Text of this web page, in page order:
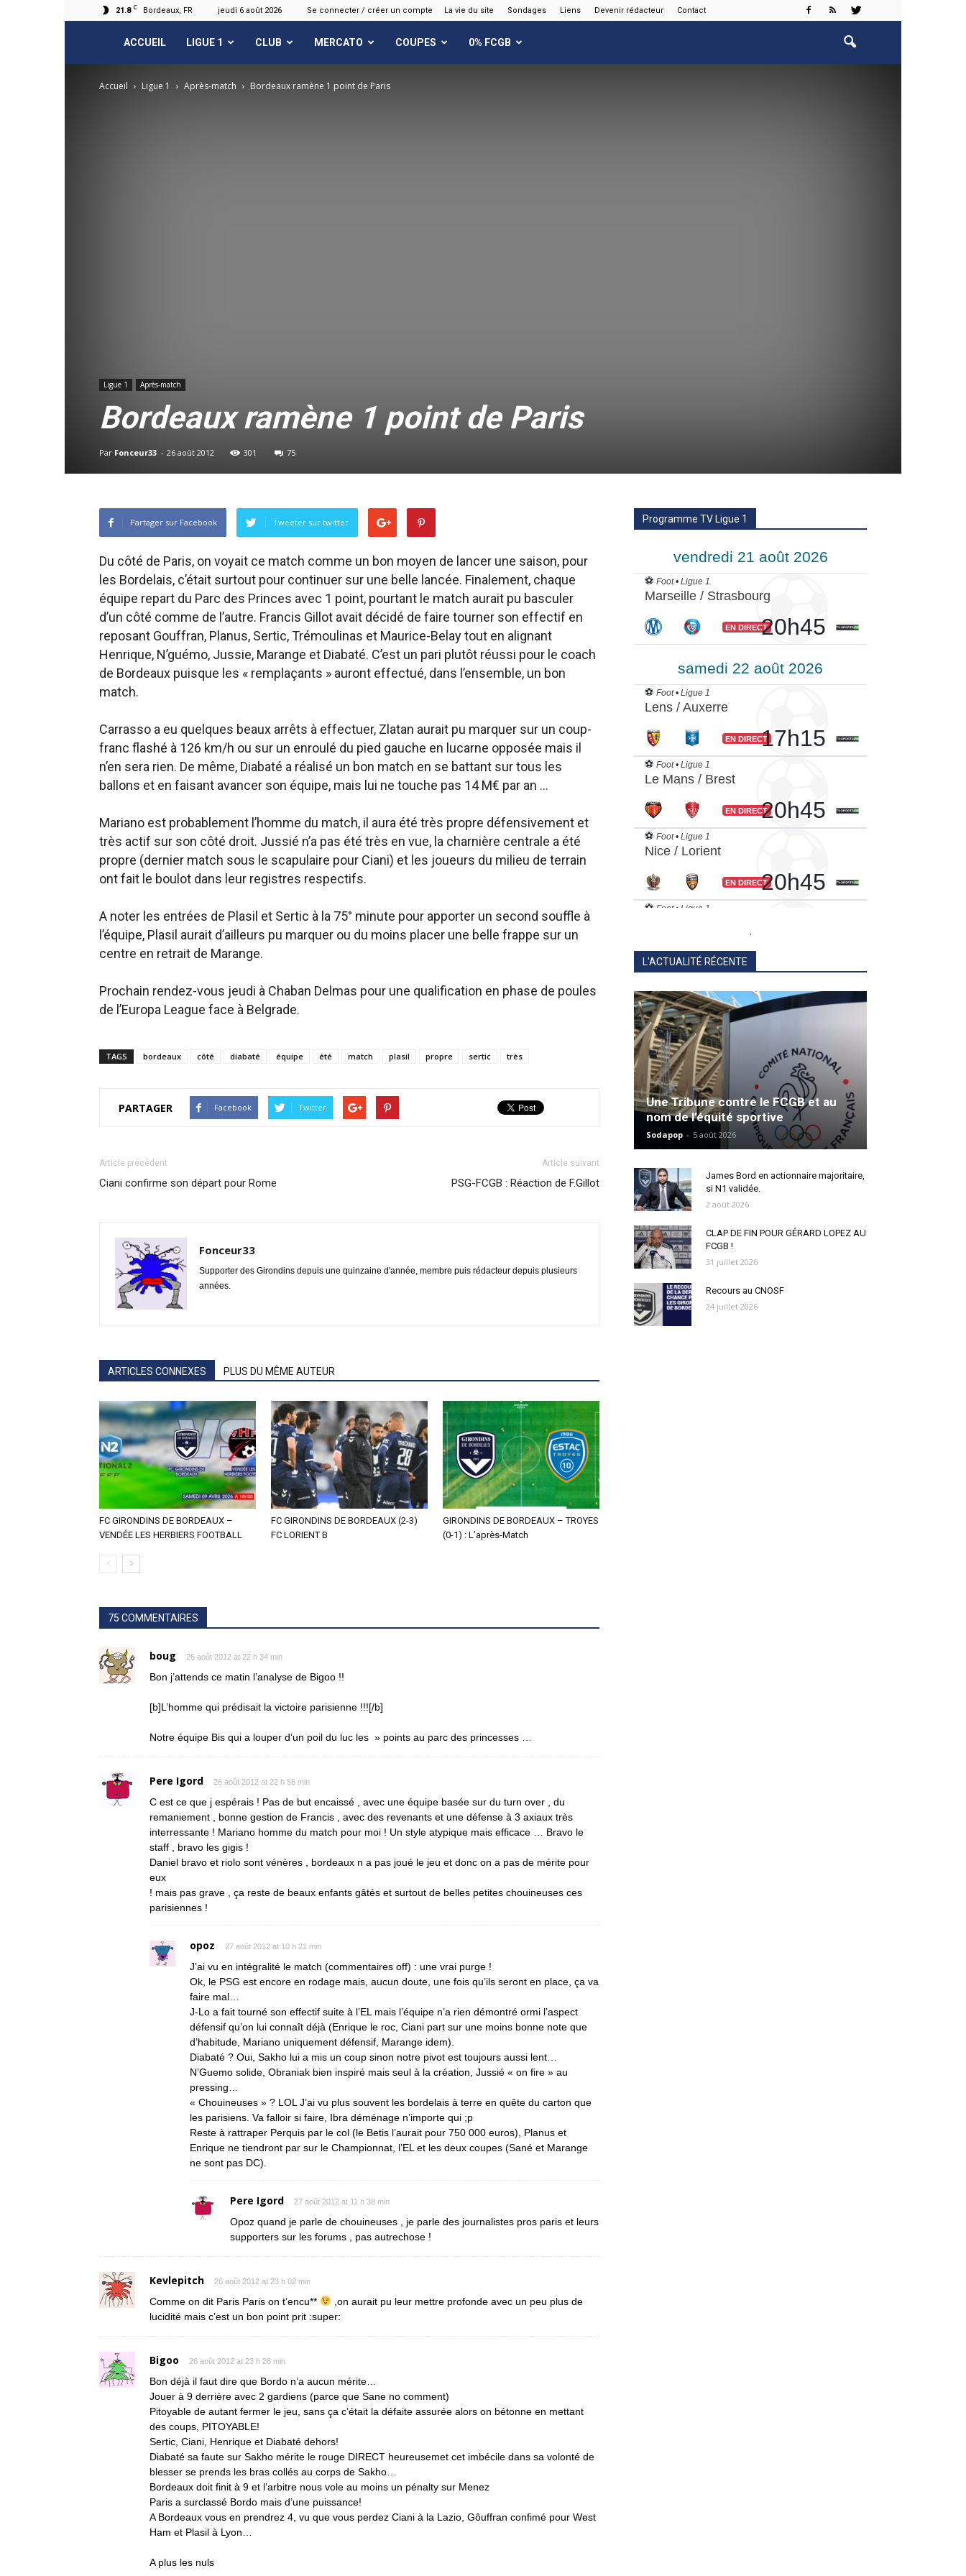
21.8 C Bordeaux, FR jeudi 6 août 2026 Se connecter / créer un compte La vie du site Sondages Liens Devenir rédacteur Contact
FCGB.net
ACCUEIL LIGUE 1 CLUB MERCATO COUPES 0% FCGB
Accueil Ligue 1 Après-match Bordeaux ramène 1 point de Paris
Ligue 1 Après-match
Bordeaux ramène 1 point de Paris
Par Fonceur33 - 26 août 2012 301 75
Partager sur Facebook Tweeter sur twitter
Du côté de Paris, on voyait ce match comme un bon moyen de lancer une saison, pour
les Bordelais, c’était surtout pour continuer sur une belle lancée. Finalement, chaque
équipe repart du Parc des Princes avec 1 point, pourtant le match aurait pu basculer
d’un côté comme de l’autre. Francis Gillot avait décidé de faire tourner son effectif en
reposant Gouffran, Planus, Sertic, Trémoulinas et Maurice-Belay tout en alignant
Henrique, N’guémo, Jussie, Marange et Diabaté. C’est un pari plutôt réussi pour le coach
de Bordeaux puisque les « remplaçants » auront effectué, dans l’ensemble, un bon
match.
Carrasso a eu quelques beaux arrêts à effectuer, Zlatan aurait pu marquer sur un coup-
franc flashé à 126 km/h ou sur un enroulé du pied gauche en lucarne opposée mais il
n’en sera rien. De même, Diabaté a réalisé un bon match en se battant sur tous les
ballons et en faisant avancer son équipe, mais lui ne touche pas 14 M€ par an …
Mariano est probablement l’homme du match, il aura été très propre défensivement et
très actif sur son côté droit. Jussié n’a pas été très en vue, la charnière centrale a été
propre (dernier match sous le scapulaire pour Ciani) et les joueurs du milieu de terrain
ont fait le boulot dans leur registres respectifs.
A noter les entrées de Plasil et Sertic à la 75° minute pour apporter un second souffle à
l’équipe, Plasil aurait d’ailleurs pu marquer ou du moins placer une belle frappe sur un
centre en retrait de Marange.
Prochain rendez-vous jeudi à Chaban Delmas pour une qualification en phase de poules
de l’Europa League face à Belgrade.
TAGS bordeaux côté diabaté équipe été match plasil propre sertic très
PARTAGER Facebook Twitter
Article précédent
Ciani confirme son départ pour Rome
Article suivant
PSG-FCGB : Réaction de F.Gillot
Fonceur33
Supporter des Girondins depuis une quinzaine d'année, membre puis rédacteur depuis plusieurs
années.
ARTICLES CONNEXES PLUS DU MÊME AUTEUR
FC GIRONDINS DE BORDEAUX –
VENDÉE LES HERBIERS FOOTBALL
FC GIRONDINS DE BORDEAUX (2-3)
FC LORIENT B
GIRONDINS DE BORDEAUX – TROYES
(0-1) : L’après-Match
75 COMMENTAIRES
boug 26 août 2012 at 22 h 34 min
Bon j’attends ce matin l’analyse de Bigoo !!
[b]L’homme qui prédisait la victoire parisienne !!![/b]
Notre équipe Bis qui a louper d’un poil du luc les » points au parc des princesses …
Pere Igord 26 août 2012 at 22 h 56 min
C est ce que j espérais ! Pas de but encaissé , avec une équipe basée sur du turn over , du
remaniement , bonne gestion de Francis , avec des revenants et une défense à 3 axiaux très
interressante ! Mariano homme du match pour moi ! Un style atypique mais efficace … Bravo le
staff , bravo les gigis !
Daniel bravo et riolo sont vénères , bordeaux n a pas joué le jeu et donc on a pas de mérite pour
eux
! mais pas grave , ça reste de beaux enfants gâtés et surtout de belles petites chouineuses ces
parisiennes !
opoz 27 août 2012 at 10 h 21 min
J’ai vu en intégralité le match (commentaires off) : une vrai purge !
Ok, le PSG est encore en rodage mais, aucun doute, une fois qu’ils seront en place, ça va
faire mal…
J-Lo a fait tourné son effectif suite à l’EL mais l’équipe n’a rien démontré ormi l’aspect
défensif qu’on lui connaît déjà (Enrique le roc, Ciani part sur une moins bonne note que
d’habitude, Mariano uniquement défensif, Marange idem).
Diabaté ? Oui, Sakho lui a mis un coup sinon notre pivot est toujours aussi lent…
N’Guemo solide, Obraniak bien inspiré mais seul à la création, Jussié « on fire » au
pressing…
« Chouineuses » ? LOL J’ai vu plus souvent les bordelais à terre en quête du carton que
les parisiens. Va falloir si faire, Ibra déménage n’importe qui ;p
Reste à rattraper Perquis par le col (le Betis l’aurait pour 750 000 euros), Planus et
Enrique ne tiendront par sur le Championnat, l’EL et les deux coupes (Sané et Marange
ne sont pas DC).
Pere Igord 27 août 2012 at 11 h 38 min
Opoz quand je parle de chouineuses , je parle des journalistes pros paris et leurs
supporters sur les forums , pas autrechose !
Kevlepitch 26 août 2012 at 23 h 02 min
Comme on dit Paris Paris on t’encu**
,on aurait pu leur mettre profonde avec un peu plus de
lucidité mais c’est un bon point prit :super:
Bigoo 26 août 2012 at 23 h 28 min
Bon déjà il faut dire que Bordo n’a aucun mérite…
Jouer à 9 derrière avec 2 gardiens (parce que Sane no comment)
Pitoyable de autant fermer le jeu, sans ça c’était la défaite assurée alors on bétonne en mettant
des coups, PITOYABLE!
Sertic, Ciani, Henrique et Diabaté dehors!
Diabaté sa faute sur Sakho mérite le rouge DIRECT heureusemet cet imbécile dans sa volonté de
blesser se prends les bras collés au corps de Sakho…
Bordeaux doit finit à 9 et l’arbitre nous vole au moins un pénalty sur Menez
Paris a surclassé Bordo mais d’une puissance!
A Bordeaux vous en prendrez 4, vu que vous perdez Ciani à la Lazio, Gôuffran confimé pour West
Ham et Plasil à Lyon…
A plus les nuls
Programme TV Ligue 1
.
L'ACTUALITÉ RÉCENTE
Une Tribune contre le FCGB et au
nom de l’équité sportive
Sodapop - 5 août 2026
James Bord en actionnaire majoritaire,
si N1 validée.
2 août 2026
CLAP DE FIN POUR GÉRARD LOPEZ AU
FCGB !
31 juillet 2026
Recours au CNOSF
24 juillet 2026